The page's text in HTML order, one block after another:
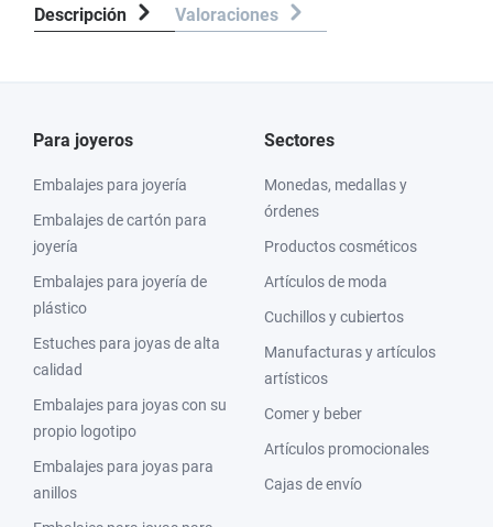
Descripción Valoraciones
Para joyeros
Embalajes para joyería
Embalajes de cartón para
joyería
Embalajes para joyería de
plástico
Estuches para joyas de alta
calidad
Embalajes para joyas con su
propio logotipo
Embalajes para joyas para
anillos
Sectores
Monedas, medallas y
órdenes
Productos cosméticos
Artículos de moda
Cuchillos y cubiertos
Manufacturas y artículos
artísticos
Comer y beber
Artículos promocionales
Cajas de envío